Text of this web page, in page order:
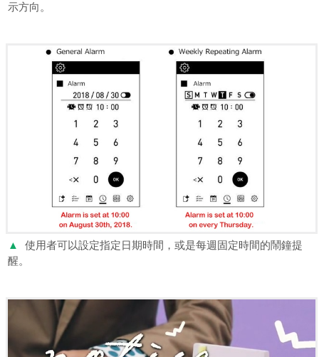
示方向。
▲
使用者可以設定指定日期時間，或是每週固定時間的鬧鐘提
醒。